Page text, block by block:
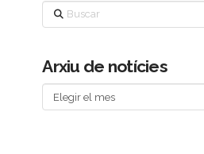
Buscar
Arxiu de notícies
Arxiu
de